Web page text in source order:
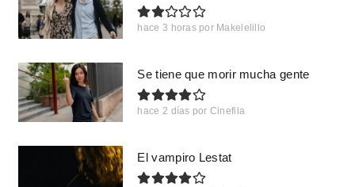
hace 3 horas por Makelelillo
Se tiene que morir mucha gente
hace 2 días por Cinefila
El vampiro Lestat